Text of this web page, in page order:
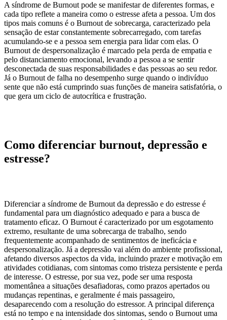
A síndrome de Burnout pode se manifestar de diferentes formas, e
cada tipo reflete a maneira como o estresse afeta a pessoa. Um dos
tipos mais comuns é o Burnout de sobrecarga, caracterizado pela
sensação de estar constantemente sobrecarregado, com tarefas
acumulando-se e a pessoa sem energia para lidar com elas. O
Burnout de despersonalização é marcado pela perda de empatia e
pelo distanciamento emocional, levando a pessoa a se sentir
desconectada de suas responsabilidades e das pessoas ao seu redor.
Já o Burnout de falha no desempenho surge quando o indivíduo
sente que não está cumprindo suas funções de maneira satisfatória, o
que gera um ciclo de autocrítica e frustração.
Como diferenciar burnout, depressão e
estresse?
Diferenciar a síndrome de Burnout da depressão e do estresse é
fundamental para um diagnóstico adequado e para a busca de
tratamento eficaz. O Burnout é caracterizado por um esgotamento
extremo, resultante de uma sobrecarga de trabalho, sendo
frequentemente acompanhado de sentimentos de ineficácia e
despersonalização. Já a depressão vai além do ambiente profissional,
afetando diversos aspectos da vida, incluindo prazer e motivação em
atividades cotidianas, com sintomas como tristeza persistente e perda
de interesse. O estresse, por sua vez, pode ser uma resposta
momentânea a situações desafiadoras, como prazos apertados ou
mudanças repentinas, e geralmente é mais passageiro,
desaparecendo com a resolução do estressor. A principal diferença
está no tempo e na intensidade dos sintomas, sendo o Burnout uma